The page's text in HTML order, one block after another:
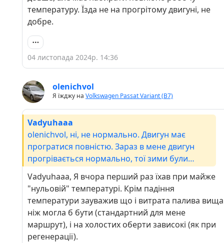
температуру. Їзда не на прогрітому двигуні, не
добре.
04 листопада 2024р. 14:36
olenichvol
Я їжджу на Volkswagen Passat Variant (B7)
Vadyuhaaa
olenichvol, ні, не нормально. Двигун має
програтися повністю. Зараз в мене двигун
прогрівається нормально, тої зими були
питання. Зрозуміло що зимою прогрівається
довше, але має набирати повністю робочу
температуру. Їзда не на прогрітому двигуні, не
добре.
Vadyuhaaa, Я вчора перший раз їхав при майже
"нульовій" температурі. Крім падіння
температури зауважив що і витрата палива вища
ніж могла б бути (стандартний для мене
маршрут), і на холостих оберти зависокі (як при
регенерації).